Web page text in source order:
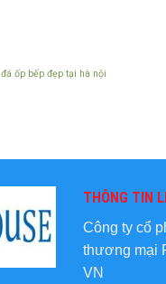
đá ốp bếp đẹp tại hà nội
THÔNG TIN
Công ty cổ
thương mại
VN